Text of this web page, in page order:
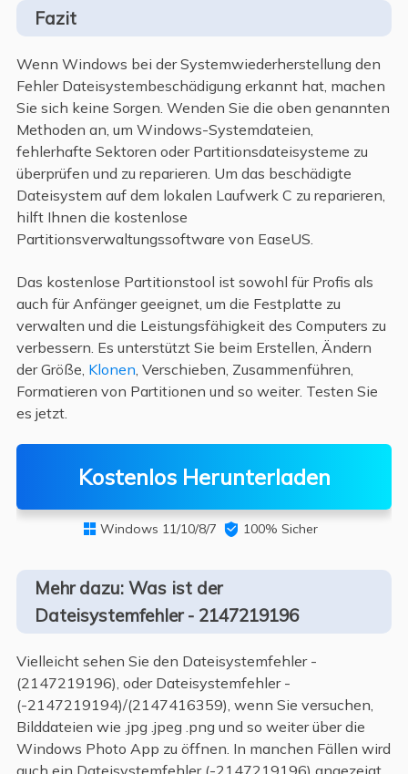
Fazit
Wenn Windows bei der Systemwiederherstellung den
Fehler Dateisystembeschädigung erkannt hat, machen
Sie sich keine Sorgen. Wenden Sie die oben genannten
Methoden an, um Windows-Systemdateien,
fehlerhafte Sektoren oder Partitionsdateisysteme zu
überprüfen und zu reparieren. Um das beschädigte
Dateisystem auf dem lokalen Laufwerk C zu reparieren,
hilft Ihnen die kostenlose
Partitionsverwaltungssoftware von EaseUS.
Das kostenlose Partitionstool ist sowohl für Profis als
auch für Anfänger geeignet, um die Festplatte zu
verwalten und die Leistungsfähigkeit des Computers zu
verbessern. Es unterstützt Sie beim Erstellen, Ändern
der Größe, Klonen , Verschieben, Zusammenführen,
Formatieren von Partitionen und so weiter. Testen Sie
es jetzt.
Kostenlos Herunterladen
 Windows 11/10/8/7  100% Sicher
Mehr dazu: Was ist der
Dateisystemfehler - 2147219196
Vielleicht sehen Sie den Dateisystemfehler -
(2147219196), oder Dateisystemfehler -
(-2147219194)/(2147416359), wenn Sie versuchen,
Bilddateien wie .jpg .jpeg .png und so weiter über die
Windows Photo App zu öffnen. In manchen Fällen wird
auch ein Dateisystemfehler (-2147219196) angezeigt,